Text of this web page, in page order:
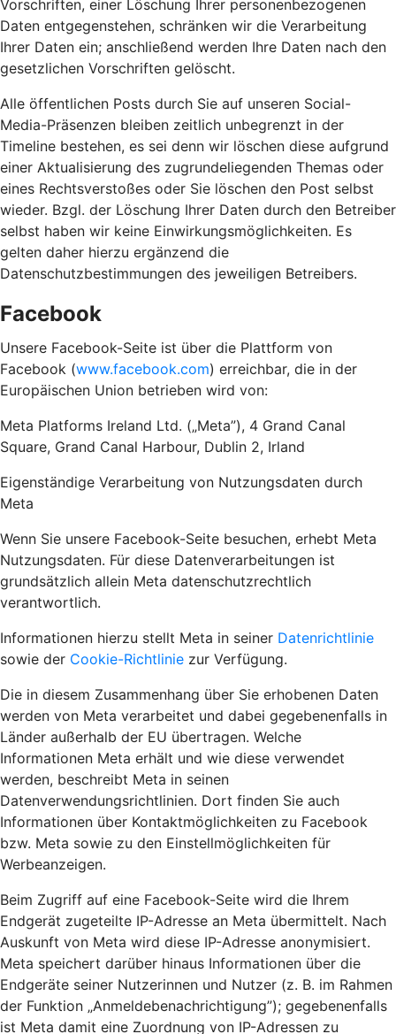
Vorschriften, einer Löschung Ihrer personenbezogenen
Daten entgegenstehen, schränken wir die Verarbeitung
Ihrer Daten ein; anschließend werden Ihre Daten nach den
gesetzlichen Vorschriften gelöscht.
Alle öffentlichen Posts durch Sie auf unseren Social-
Media-Präsenzen bleiben zeitlich unbegrenzt in der
Timeline bestehen, es sei denn wir löschen diese aufgrund
einer Aktualisierung des zugrundeliegenden Themas oder
eines Rechtsverstoßes oder Sie löschen den Post selbst
wieder. Bzgl. der Löschung Ihrer Daten durch den Betreiber
selbst haben wir keine Einwirkungsmöglichkeiten. Es
gelten daher hierzu ergänzend die
Datenschutzbestimmungen des jeweiligen Betreibers.
Facebook
Unsere Facebook-Seite ist über die Plattform von
Facebook (www.facebook.com) erreichbar, die in der
Europäischen Union betrieben wird von:
Meta Platforms Ireland Ltd. („Meta”), 4 Grand Canal
Square, Grand Canal Harbour, Dublin 2, Irland
Eigenständige Verarbeitung von Nutzungsdaten durch
Meta
Wenn Sie unsere Facebook-Seite besuchen, erhebt Meta
Nutzungsdaten. Für diese Datenverarbeitungen ist
grundsätzlich allein Meta datenschutzrechtlich
verantwortlich.
Informationen hierzu stellt Meta in seiner Datenrichtlinie
sowie der Cookie-Richtlinie zur Verfügung.
Die in diesem Zusammenhang über Sie erhobenen Daten
werden von Meta verarbeitet und dabei gegebenenfalls in
Länder außerhalb der EU übertragen. Welche
Informationen Meta erhält und wie diese verwendet
werden, beschreibt Meta in seinen
Datenverwendungsrichtlinien. Dort finden Sie auch
Informationen über Kontaktmöglichkeiten zu Facebook
bzw. Meta sowie zu den Einstellmöglichkeiten für
Werbeanzeigen.
Beim Zugriff auf eine Facebook-Seite wird die Ihrem
Endgerät zugeteilte IP-Adresse an Meta übermittelt. Nach
Auskunft von Meta wird diese IP-Adresse anonymisiert.
Meta speichert darüber hinaus Informationen über die
Endgeräte seiner Nutzerinnen und Nutzer (z. B. im Rahmen
der Funktion „Anmeldebenachrichtigung”); gegebenenfalls
ist Meta damit eine Zuordnung von IP-Adressen zu